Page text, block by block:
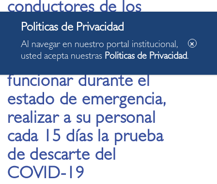
conductores de los
establecimientos
comerciales
autorizados a
funcionar durante el
estado de emergencia,
realizar a su personal
cada 15 días la prueba
de descarte del
COVID-19
Al navegar en nuestro portal institucional,
usted acepta nuestras Politicas de Privacidad.